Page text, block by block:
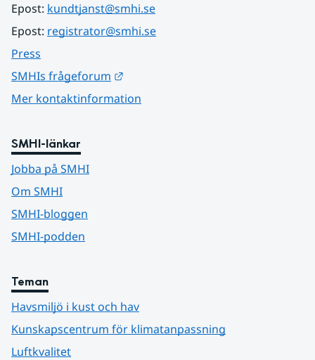
Epost: kundtjanst@smhi.se
Epost: registrator@smhi.se
Press
SMHIs frågeforum
Mer kontaktinformation
SMHI-länkar
Jobba på SMHI
Om SMHI
SMHI-bloggen
SMHI-podden
Teman
Havsmiljö i kust och hav
Kunskapscentrum för klimatanpassning
Luftkvalitet